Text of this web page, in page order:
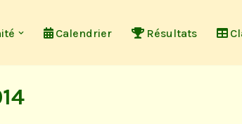
Calendrier Résultats